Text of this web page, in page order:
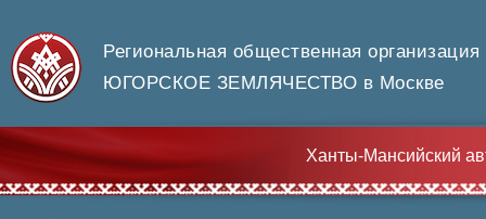
Региональная общественная организация
ЮГОРСКОЕ ЗЕМЛЯЧЕСТВО в Москве
Ханты-Мансийский